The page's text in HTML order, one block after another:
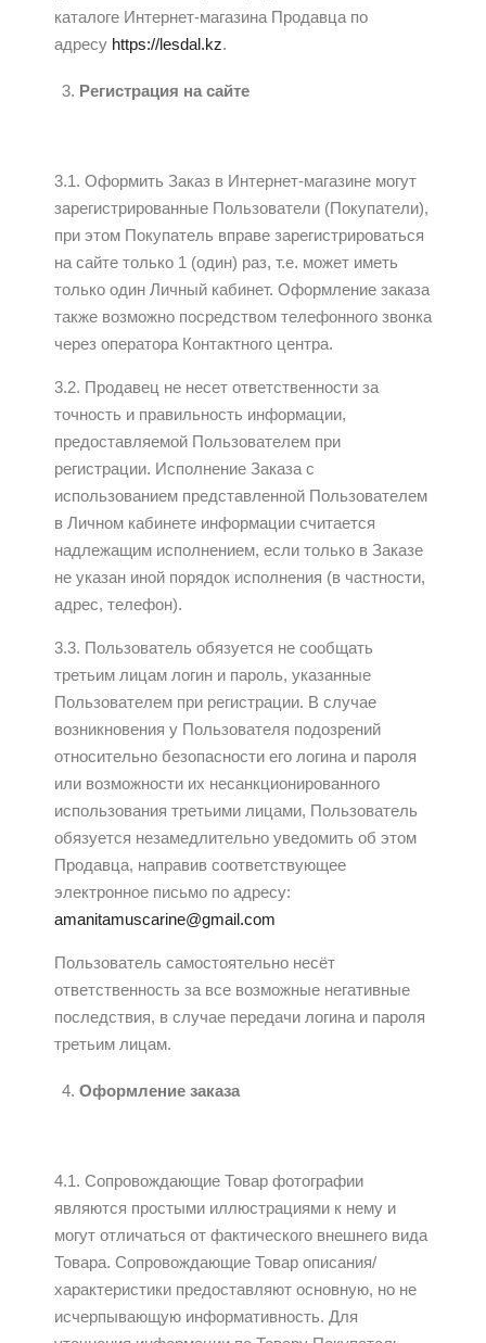
каталоге Интернет-магазина Продавца по
адресу https://lesdal.kz.
Регистрация на сайте
3.1. Оформить Заказ в Интернет-магазине могут
зарегистрированные Пользователи (Покупатели),
при этом Покупатель вправе зарегистрироваться
на сайте только 1 (один) раз, т.е. может иметь
только один Личный кабинет. Оформление заказа
также возможно посредством телефонного звонка
через оператора Контактного центра.
3.2. Продавец не несет ответственности за
точность и правильность информации,
предоставляемой Пользователем при
регистрации. Исполнение Заказа с
использованием представленной Пользователем
в Личном кабинете информации считается
надлежащим исполнением, если только в Заказе
не указан иной порядок исполнения (в частности,
адрес, телефон).
3.3. Пользователь обязуется не сообщать
третьим лицам логин и пароль, указанные
Пользователем при регистрации. В случае
возникновения у Пользователя подозрений
относительно безопасности его логина и пароля
или возможности их несанкционированного
использования третьими лицами, Пользователь
обязуется незамедлительно уведомить об этом
Продавца, направив соответствующее
электронное письмо по адресу:
amanitamuscarine@gmail.com
Пользователь самостоятельно несёт
ответственность за все возможные негативные
последствия, в случае передачи логина и пароля
третьим лицам.
Оформление заказа
4.1. Сопровождающие Товар фотографии
являются простыми иллюстрациями к нему и
могут отличаться от фактического внешнего вида
Товара. Сопровождающие Товар описания/
характеристики предоставляют основную, но не
исчерпывающую информативность. Для